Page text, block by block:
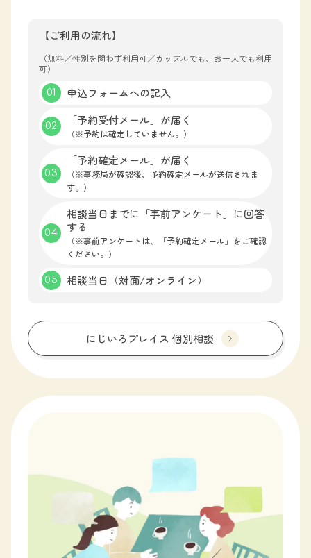
【ご利用の流れ】
（無料／性別を問わず利用可／カップルでも、お一人でも利用
可）
申込フォームへの記入
「予約受付メール」が届く
（※予約は確定していません。）
「予約確定メール」が届く
（※事務局が確認後、予約確定メールが送信されま
す。）
相談当日までに「事前アンケート」に回答
する
（※事前アンケートは、「予約確定メール」をご確認
ください。）
相談当日（対面/オンライン）
にじいろプレイス 個別相談